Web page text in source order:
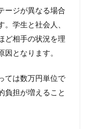
ージが異なる場合
学生と社会人、
ど相手の状況を理
となります。
ては数万円単位で
負担が増えること